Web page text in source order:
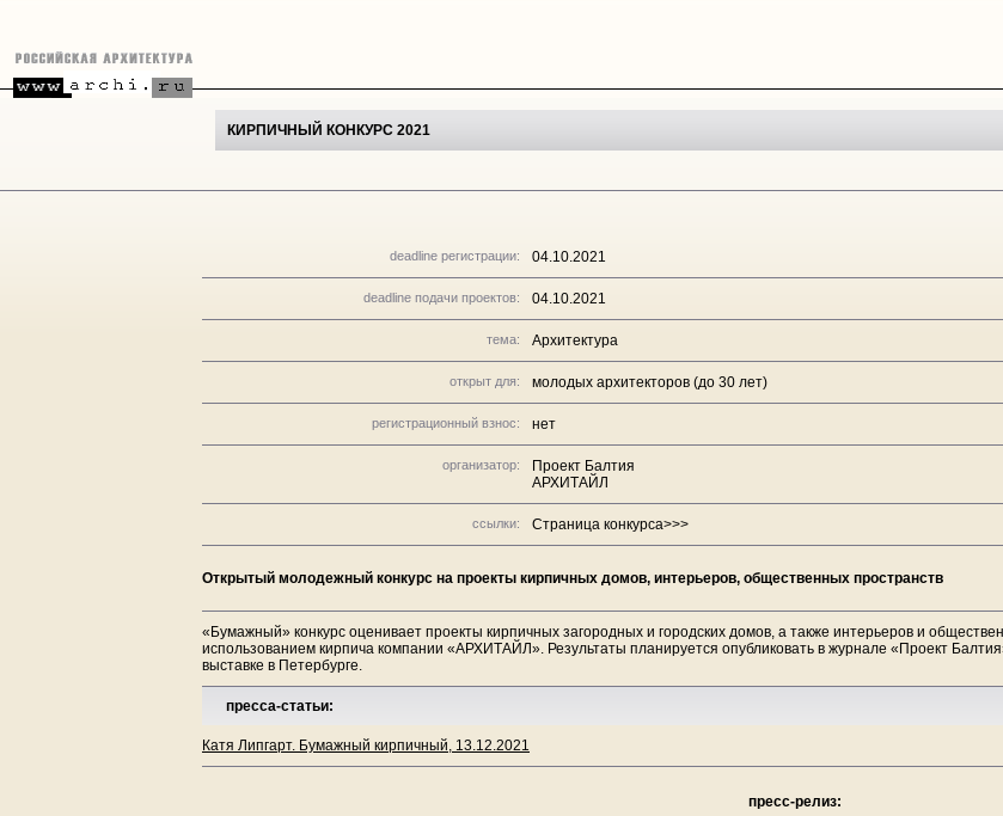
КИРПИЧНЫЙ КОНКУРС 2021
deadline регистрации: 04.10.2021
deadline подачи проектов: 04.10.2021
тема: Архитектура
открыт для: молодых архитекторов (до 30 лет)
регистрационный взнос: нет
организатор:
Проект Балтия
АРХИТАЙЛ
ссылки: Страница конкурса>>>
Открытый молодежный конкурс на проекты кирпичных домов, интерьеров, общественных пространств
«Бумажный» конкурс оценивает проекты кирпичных загородных и городских домов, а также интерьеров и
использованием кирпича компании «АРХИТАЙЛ». Результаты планируется опубликовать в журнале «Проект
выставке в Петербурге.
пресса-статьи:
Катя Липгарт. Бумажный кирпичный, 13.12.2021
пресс-релиз: